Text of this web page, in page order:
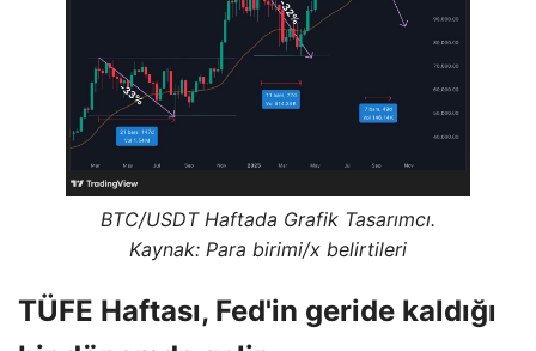
BTC/USDT Haftada Grafik Tasarımcı.
Kaynak: Para birimi/x belirtileri
TÜFE Haftası, Fed'in geride kaldığı